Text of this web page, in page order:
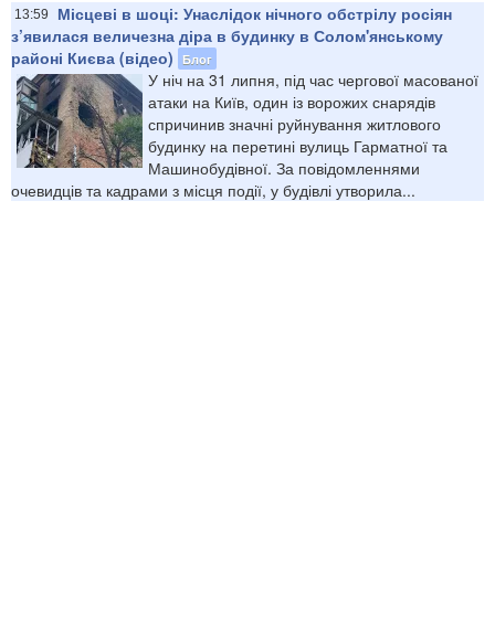
13:59
Місцеві в шоці: Унаслідок нічного обстрілу росіян
з’явилася величезна діра в будинку в Солом'янському
районі Києва (відео)
Блог
У ніч на 31 липня, під час чергової масованої
атаки на Київ, один із ворожих снарядів
спричинив значні руйнування житлового
будинку на перетині вулиць Гарматної та
Машинобудівної. За повідомленнями
очевидців та кадрами з місця події, у будівлі утворила...